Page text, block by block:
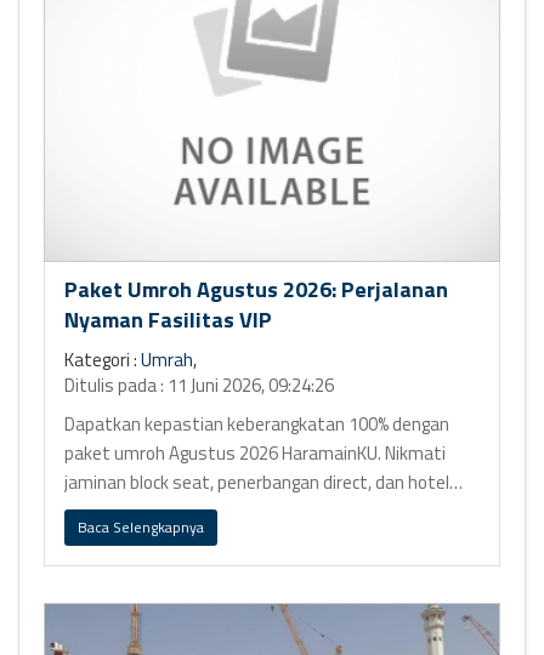
Paket Umroh Agustus 2026: Perjalanan
Nyaman Fasilitas VIP
Kategori :Umrah,
Ditulis pada : 11 Juni 2026, 09:24:26
Dapatkan kepastian keberangkatan 100% dengan
paket umroh Agustus 2026 HaramainKU. Nikmati
jaminan block seat, penerbangan direct, dan hotel
bintang 5 Ring 1.
Baca Selengkapnya